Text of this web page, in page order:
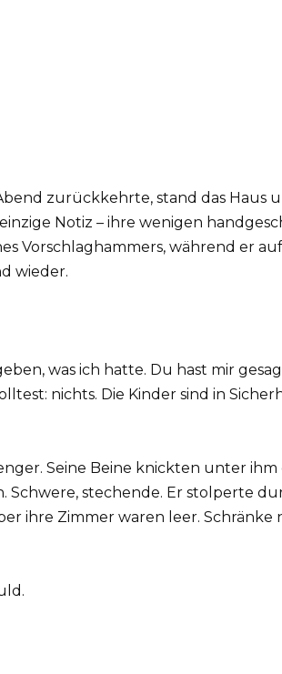
zurückkehrte, stand das Haus
Notiz – ihre wenigen
Vorschlaghammers, während er
wieder.
was ich hatte. Du hast mir
nichts. Die Kinder sind in
Seine Beine knickten unter ihm
Schwere, stechende. Er stolperte
ihre Zimmer waren leer. Schränke